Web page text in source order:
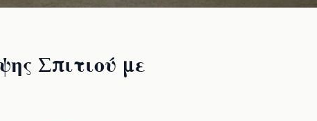
Σπιτιού με